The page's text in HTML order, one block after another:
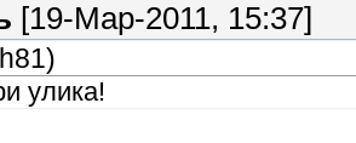
[19-Мар-2011, 15:37]
)
улика!